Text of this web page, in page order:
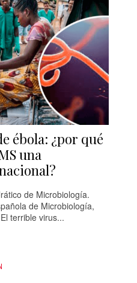
ébola: ¿por qué
una
de Microbiología.
de Microbiología,
terrible virus...